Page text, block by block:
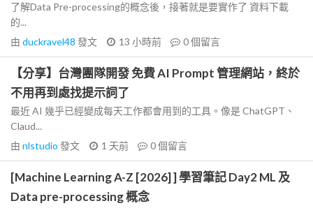
了解Data Pre-processing的概念後，接著就是要實作了 資料下載
的...
由 duckravel48 發文 13 小時前 0個留言
【分享】台灣團隊開發 免費 AI Prompt 管理網站，終於
不用再到處找提示詞了
最近 AI 幾乎已經變成每天工作都會用到的工具。像是 ChatGPT、
Claud...
由 nlstudio 發文 1 天前 0個留言
[Machine Learning A-Z [2026] ] 學習筆記 Day2 ML 及
Data pre-processing 概念